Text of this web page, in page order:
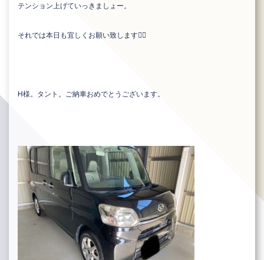
テンション上げていっきましょー。
それでは本日も宜しくお願い致します🙇‍♂️
H様。タント。ご納車おめでとうございます。